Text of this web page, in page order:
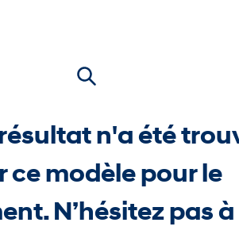
n'a été
ce modèle pour le
N’hésitez pas à